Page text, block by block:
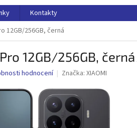
Kontakty
12GB/256GB, černá
12GB/256GB, černá
hodnocení Značka: XIAOMI